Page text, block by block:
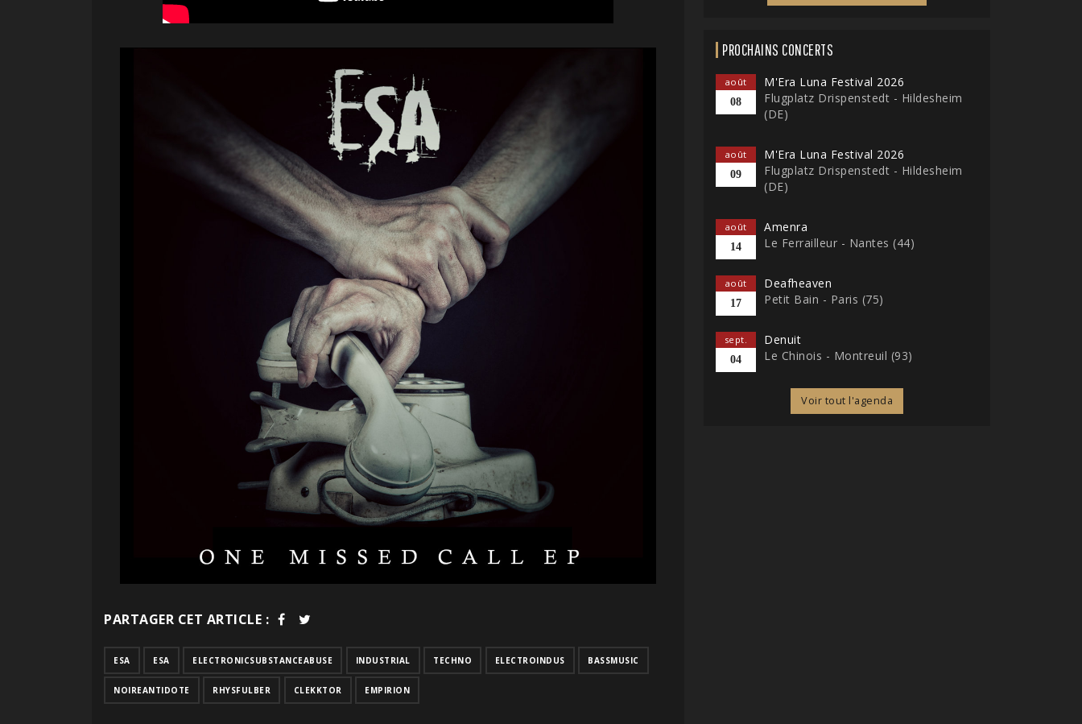
PARTAGER CET ARTICLE :
ESA ESA ELECTRONICSUBSTANCEABUSE INDUSTRIAL TECHNO ELECTROINDUS BASSMUSIC
NOIREANTIDOTE RHYSFULBER CLEKKTOR EMPIRION
PROCHAINS CONCERTS
août
08
M'Era Luna Festival 2026
Flugplatz Drispenstedt - Hildesheim
(DE)
août
09
M'Era Luna Festival 2026
Flugplatz Drispenstedt - Hildesheim
(DE)
août
14
Amenra
Le Ferrailleur - Nantes (44)
août
17
Deafheaven
Petit Bain - Paris (75)
sept.
04
Denuit
Le Chinois - Montreuil (93)
Voir tout l'agenda